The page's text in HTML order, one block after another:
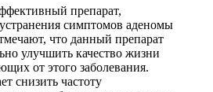
препарат,
симптомов аденомы
что данный препарат
улучшить качество жизни
от этого заболевания.
снизить частоту